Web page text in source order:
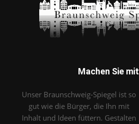
Machen Sie mit
Unser Braunschweig-Spiegel ist so
gut wie die Bürger, die Ihn mit
Inhalt und Ideen füttern. Gestalten